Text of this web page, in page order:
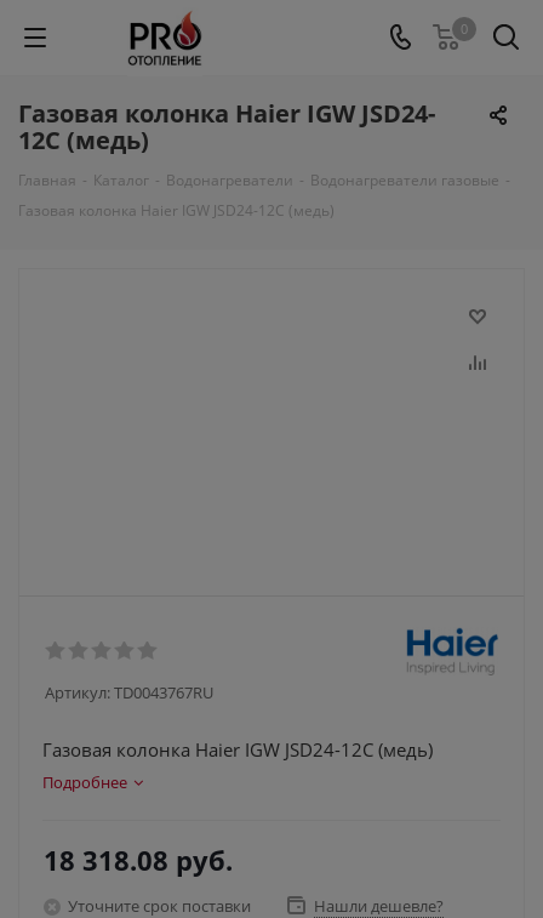
0
Газовая колонка Haier IGW JSD24-
12C (медь)
Главная - Каталог - Водонагреватели - Водонагреватели газовые -
Газовая колонка Haier IGW JSD24-12C (медь)
Артикул:TD0043767RU
Газовая колонка Haier IGW JSD24-12C (медь)
Подробнее
18 318.08 руб.
Уточните срок поставки Нашли дешевле?